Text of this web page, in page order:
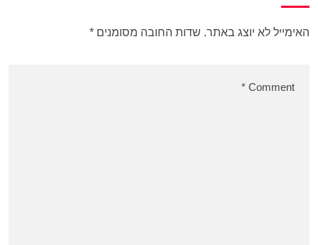
האימייל לא יוצג באתר. שדות החובה מסומנים *